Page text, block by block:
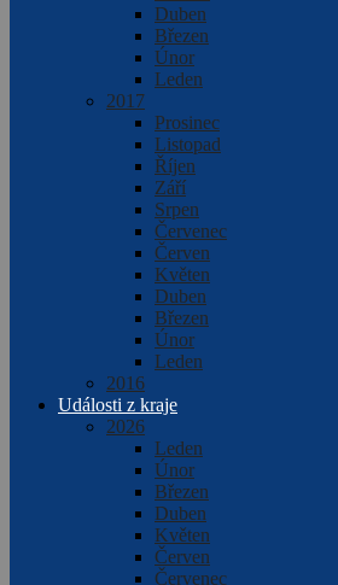
Duben
Březen
Únor
Leden
2017
Prosinec
Listopad
Říjen
Září
Srpen
Červenec
Červen
Květen
Duben
Březen
Únor
Leden
2016
Události z kraje
2026
Leden
Únor
Březen
Duben
Květen
Červen
Červenec